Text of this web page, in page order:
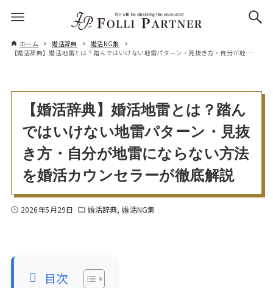
ホーム 婚活辞典
婚活NG集
【婚活辞典】婚活地雷とは？踏んではいけない地雷パターン・見抜き方・自分が地雷にならない方法を婚活カウンセラーが徹底解説
【婚活辞典】婚活地雷とは？踏ん
ではいけない地雷パターン・見抜
き方・自分が地雷にならない方法
を婚活カウンセラーが徹底解説
2026年5月29日 婚活辞典 婚活NG集
目次